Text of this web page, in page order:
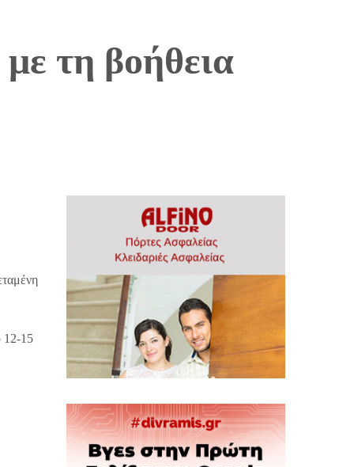
με τη βοήθεια
12-15